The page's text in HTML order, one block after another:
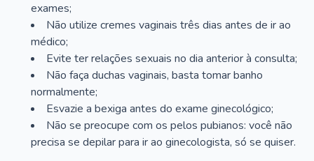
exames;
Não utilize cremes vaginais três dias antes de ir ao
médico;
Evite ter relações sexuais no dia anterior à consulta;
Não faça duchas vaginais, basta tomar banho
normalmente;
Esvazie a bexiga antes do exame ginecológico;
Não se preocupe com os pelos pubianos: você não
precisa se depilar para ir ao ginecologista, só se quiser.